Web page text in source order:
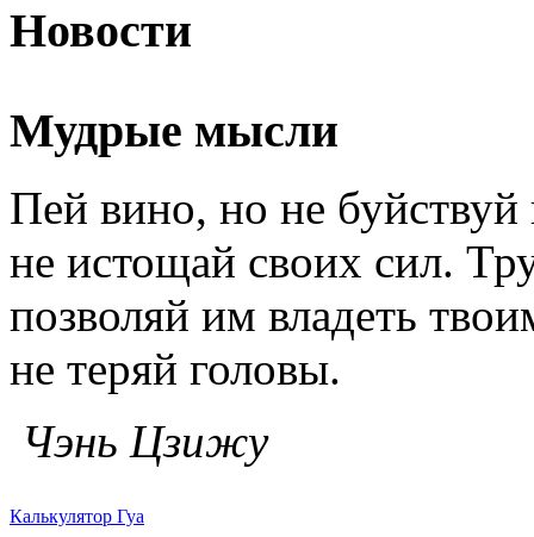
Новости
Мудрые мысли
Пей вино, но не
не истощай своих сил.
позволяй им владеть
не теряй головы.
Чэнь Цзижу
Калькулятор Гуа